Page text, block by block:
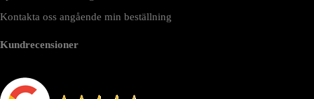
Kontakta oss angående min beställning
Kundrecensioner